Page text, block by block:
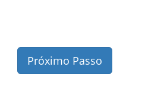
Próximo Passo